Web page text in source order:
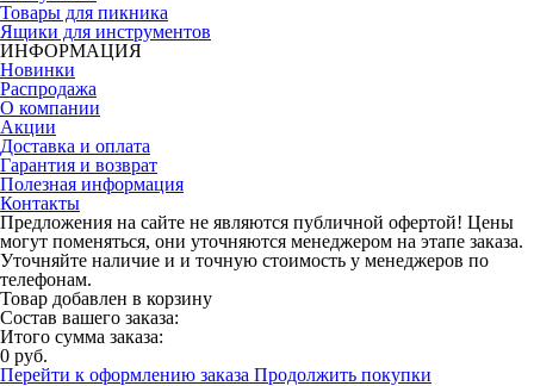
Товары для пикника
Ящики для инструментов
ИНФОРМАЦИЯ
Новинки
Распродажа
О компании
Акции
Доставка и оплата
Гарантия и возврат
Полезная информация
Контакты
Предложения на сайте не являются публичной офертой! Цены
могут поменяться, они уточняются менеджером на этапе заказа.
Уточняйте наличие и и точную стоимость у менеджеров по
телефонам.
Товар добавлен в корзину
Состав вашего заказа:
Итого сумма заказа:
0 руб.
Перейти к оформлению заказа Продолжить покупки